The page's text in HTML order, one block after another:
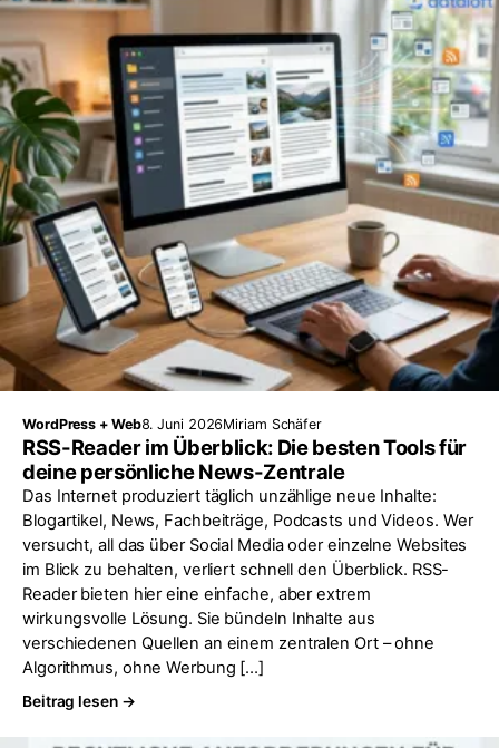
WordPress + Web8. Juni 2026Miriam Schäfer
RSS-Reader im Überblick: Die besten Tools für
deine persönliche News-Zentrale
Das Internet produziert täglich unzählige neue Inhalte:
Blogartikel, News, Fachbeiträge, Podcasts und Videos. Wer
versucht, all das über Social Media oder einzelne Websites
im Blick zu behalten, verliert schnell den Überblick. RSS-
Reader bieten hier eine einfache, aber extrem
wirkungsvolle Lösung. Sie bündeln Inhalte aus
verschiedenen Quellen an einem zentralen Ort – ohne
Algorithmus, ohne Werbung […]
Beitrag lesen →